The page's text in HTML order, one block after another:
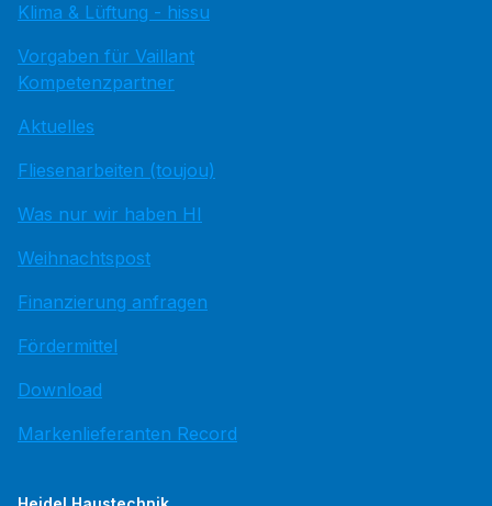
Klima & Lüftung - hissu
Vorgaben für Vaillant
Kompetenzpartner
Aktuelles
Fliesenarbeiten (toujou)
Was nur wir haben HI
Weihnachtspost
Finanzierung anfragen
Fördermittel
Download
Markenlieferanten Record